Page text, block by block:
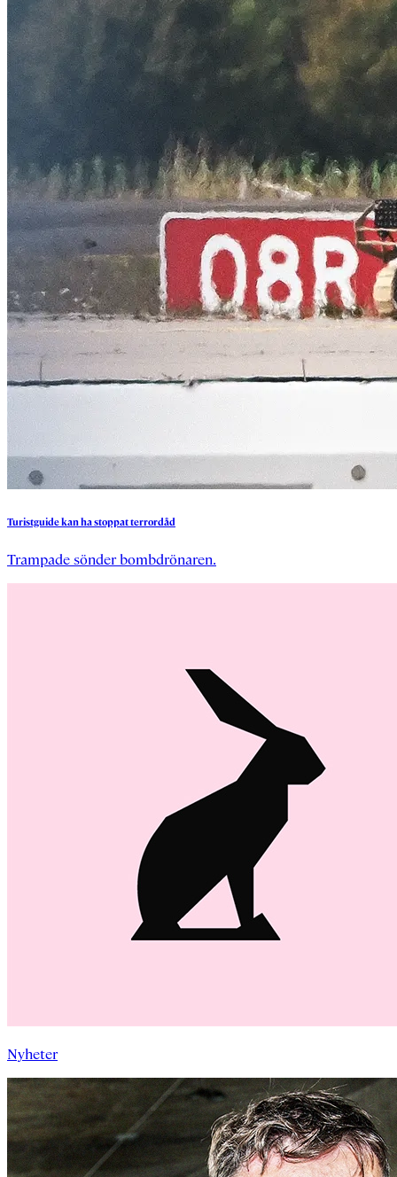
Turistguidekanhastoppatterrordåd
Trampade sönder bombdrönaren.
Nyheter